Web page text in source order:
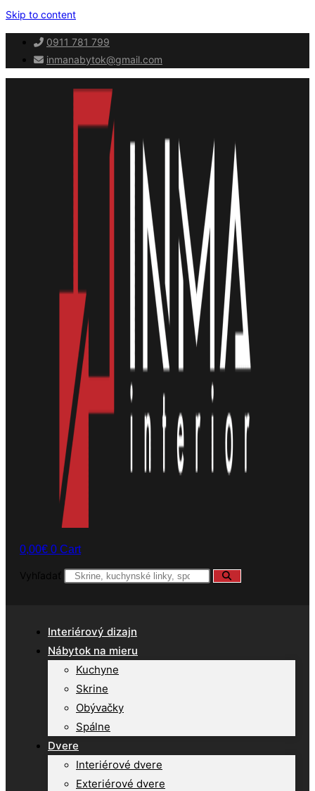
Skip to content
0911 781 799
inmanabytok@gmail.com
0,00€ 0 Cart
Vyhľadať
Interiérový dizajn
Nábytok na mieru
Kuchyne
Skrine
Obývačky
Spálne
Dvere
Interiérové dvere
Exteriérové dvere